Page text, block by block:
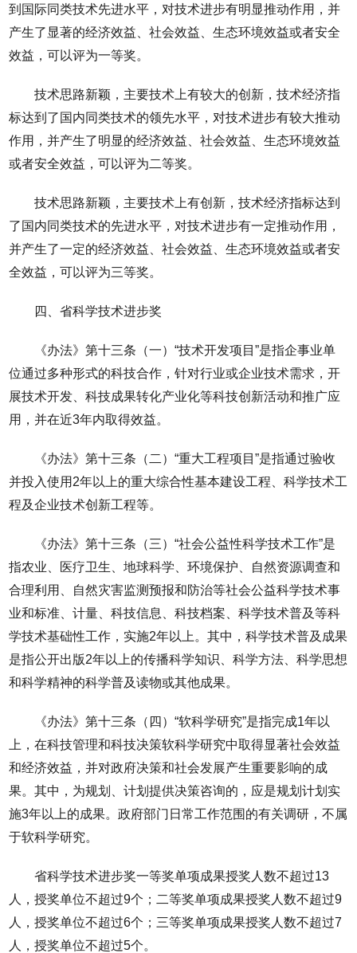
到国际同类技术先进水平，对技术进步有明显推动作用，并
产生了显著的经济效益、社会效益、生态环境效益或者安全
效益，可以评为一等奖。
技术思路新颖，主要技术上有较大的创新，技术经济指
标达到了国内同类技术的领先水平，对技术进步有较大推动
作用，并产生了明显的经济效益、社会效益、生态环境效益
或者安全效益，可以评为二等奖。
技术思路新颖，主要技术上有创新，技术经济指标达到
了国内同类技术的先进水平，对技术进步有一定推动作用，
并产生了一定的经济效益、社会效益、生态环境效益或者安
全效益，可以评为三等奖。
四、省科学技术进步奖
《办法》第十三条（一）“技术开发项目”是指企事业单
位通过多种形式的科技合作，针对行业或企业技术需求，开
展技术开发、科技成果转化产业化等科技创新活动和推广应
用，并在近3年内取得效益。
《办法》第十三条（二）“重大工程项目”是指通过验收
并投入使用2年以上的重大综合性基本建设工程、科学技术工
程及企业技术创新工程等。
《办法》第十三条（三）“社会公益性科学技术工作”是
指农业、医疗卫生、地球科学、环境保护、自然资源调查和
合理利用、自然灾害监测预报和防治等社会公益科学技术事
业和标准、计量、科技信息、科技档案、科学技术普及等科
学技术基础性工作，实施2年以上。其中，科学技术普及成果
是指公开出版2年以上的传播科学知识、科学方法、科学思想
和科学精神的科学普及读物或其他成果。
《办法》第十三条（四）“软科学研究”是指完成1年以
上，在科技管理和科技决策软科学研究中取得显著社会效益
和经济效益，并对政府决策和社会发展产生重要影响的成
果。其中，为规划、计划提供决策咨询的，应是规划计划实
施3年以上的成果。政府部门日常工作范围的有关调研，不属
于软科学研究。
省科学技术进步奖一等奖单项成果授奖人数不超过13
人，授奖单位不超过9个；二等奖单项成果授奖人数不超过9
人，授奖单位不超过6个；三等奖单项成果授奖人数不超过7
人，授奖单位不超过5个。